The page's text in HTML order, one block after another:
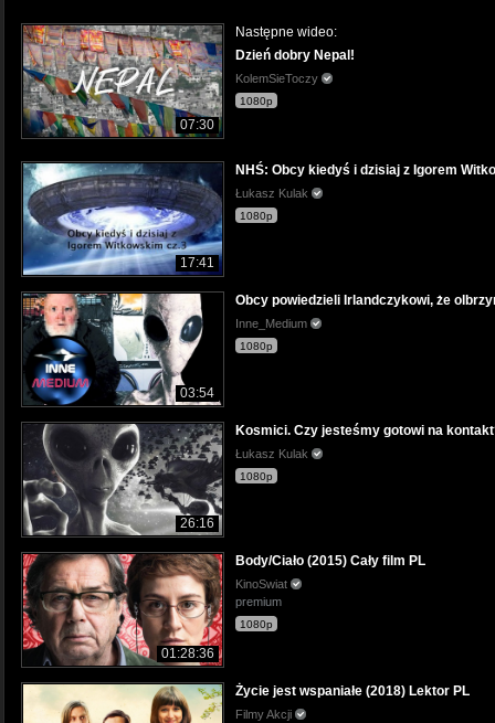
07:30
Następne wideo:
Dzień dobry Nepal!
KolemSieToczy
1080p
17:41
NHŚ: Obcy kiedyś i dzisiaj z Igorem
Łukasz Kulak
1080p
03:54
Obcy powiedzieli Irlandczykowi, że
Inne_Medium
1080p
26:16
Kosmici. Czy jesteśmy gotowi na
Łukasz Kulak
1080p
01:28:36
Body/Ciało (2015) Cały film PL
KinoSwiat
premium
1080p
Życie jest wspaniałe (2018) Lektor PL
Filmy Akcji